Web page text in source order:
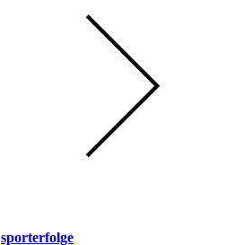
sporterfolge